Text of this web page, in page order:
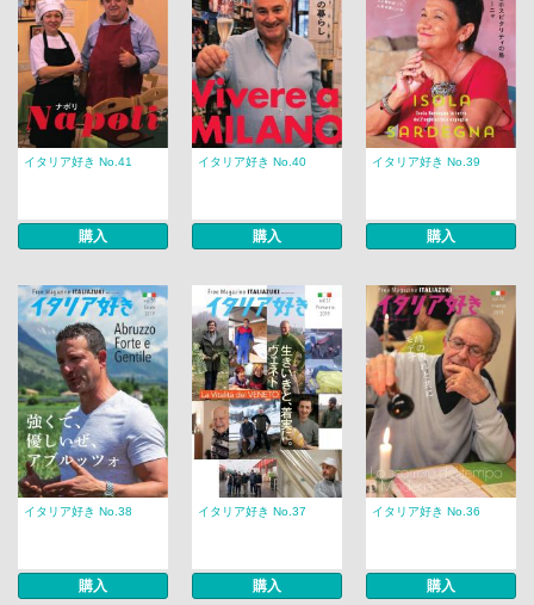
イタリア好き No.41
購入
イタリア好き No.40
購入
イタリア好き No.39
購入
イタリア好き No.38
購入
イタリア好き No.37
購入
イタリア好き No.36
購入